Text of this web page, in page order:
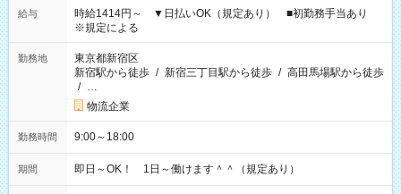
給与
時給1414円～ ▼日払いOK（規定あり） ■初勤務手当あり
※規定による
勤務地
東京都新宿区
新宿駅から徒歩 / 新宿三丁目駅から徒歩 / 高田馬場駅から徒歩
/ …
物流企業
勤務時間 9:00～18:00
期間 即日～OK！ 1日～働けます＾＾（規定あり）